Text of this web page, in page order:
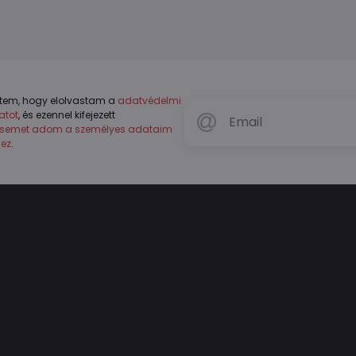
hogy elolvastam a adatvédelmi
, és ezennel kifejezett
adom a személyes adataim
.